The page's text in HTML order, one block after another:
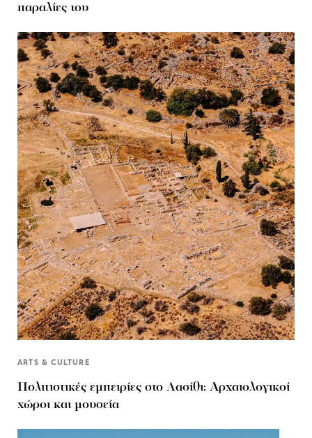
παραλίες του
ARTS & CULTURE
Πολιτιστικές εμπειρίες στο Λασίθι: Αρχαιολογικοί
χώροι και μουσεία